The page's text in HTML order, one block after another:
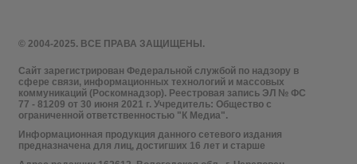
© 2004-2025. ВСЕ ПРАВА ЗАЩИЩЕНЫ.
Сайт зарегистрирован Федеральной службой по надзору в
сфере связи, информационных технологий и массовых
коммуникаций (Роскомнадзор). Реестровая запись ЭЛ № ФС
77 - 81209 от 30 июня 2021 г. Учредитель: Общество с
ограниченной ответственностью "К Медиа".
Информационная продукция данного сетевого издания
предназначена для лиц, достигших 16 лет и старше